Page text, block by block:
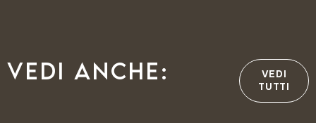
Vedi anche:
VEDI
TUTTI